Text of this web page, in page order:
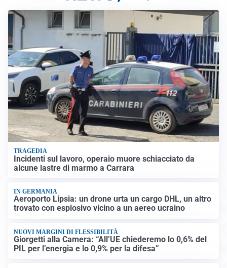
TRAGEDIA
Incidenti sul lavoro, operaio muore schiacciato da
alcune lastre di marmo a Carrara
IN GERMANIA
Aeroporto Lipsia: un drone urta un cargo DHL, un altro
trovato con esplosivo vicino a un aereo ucraino
NUOVI MARGINI DI FLESSIBILITÀ
Giorgetti alla Camera: “All’UE chiederemo lo 0,6% del
PIL per l’energia e lo 0,9% per la difesa”